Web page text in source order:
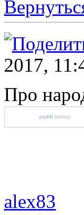
2017,
Про
phpBB [media]
alex83